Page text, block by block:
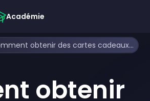
Académie
Comment obtenir des cartes cadeaux Apple gratuites
obtenir